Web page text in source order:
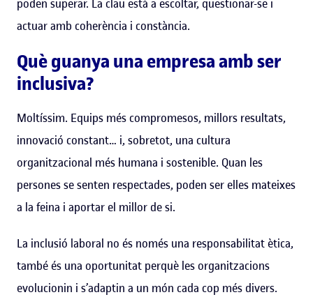
poden superar. La clau està a escoltar, qüestionar-se i
actuar amb coherència i constància.
Què guanya una empresa amb ser
inclusiva?
Moltíssim. Equips més compromesos, millors resultats,
innovació constant… i, sobretot, una cultura
organitzacional més humana i sostenible. Quan les
persones se senten respectades, poden ser elles mateixes
a la feina i aportar el millor de si.
La inclusió laboral no és només una responsabilitat ètica,
també és una oportunitat perquè les organitzacions
evolucionin i s’adaptin a un món cada cop més divers.